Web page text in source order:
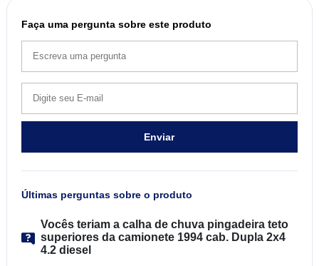
Faça uma pergunta sobre este produto
Enviar
Últimas perguntas sobre o produto
Vocês teriam a calha de chuva pingadeira teto
superiores da camionete 1994 cab. Dupla 2x4
4.2 diesel